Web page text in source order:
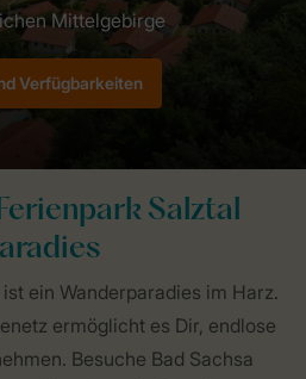
Verfügbarkeiten
Salztal
ein Wanderparadies im Harz.
ermöglicht es Dir, endlose
Besuche Bad Sachsa